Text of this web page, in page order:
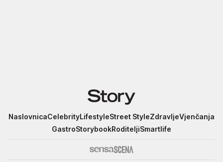
Story
NaslovnicaCelebrityLifestyleStreet StyleZdravljeVjenčanja
GastroStorybookRoditeljiSmartlife